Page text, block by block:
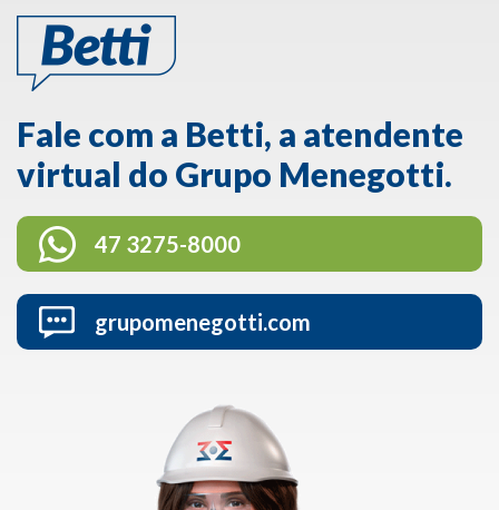
Fale com a Betti, a atendente
virtual do Grupo Menegotti.
47 3275-8000
grupomenegotti.com